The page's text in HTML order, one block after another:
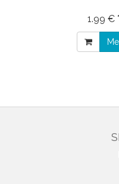
1.99 € *